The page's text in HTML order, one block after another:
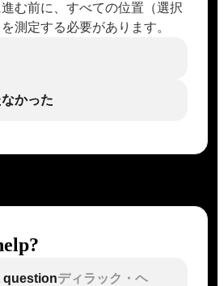
む前に、すべての位置（選択
測定する必要があります。
かった
questionディラック・ヘ